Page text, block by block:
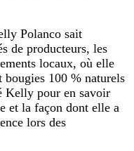
Polanco sait
de producteurs, les
locaux, où elle
bougies 100 % naturels
Kelly pour en savoir
et la façon dont elle a
lors des